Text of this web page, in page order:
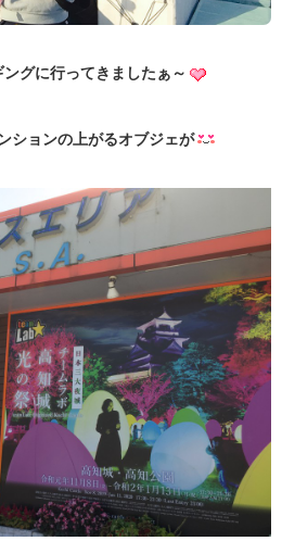
グに行ってきましたぁ～
ションの上がるオブジェが